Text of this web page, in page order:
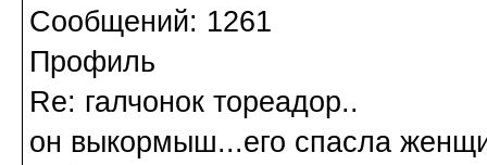
Сообщений: 1261
Профиль
Re: галчонок тореадор..
он выкормыш...его спасла